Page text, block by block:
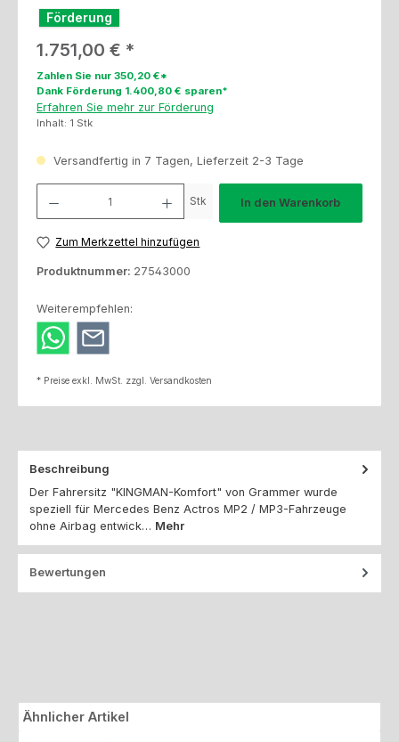
Förderung
Regulärer Preis:
1.751,00 €
Zahlen Sie nur 350,20 €*
Dank Förderung 1.400,80 € sparen*
Erfahren Sie mehr zur Förderung
Inhalt: 1 Stk
Versandfertig in 7 Tagen, Lieferzeit 2-3 Tage
Stk In den Warenkorb
Zum Merkzettel hinzufügen
Produktnummer: 27543000
Weiterempfehlen:
* Preise exkl. MwSt. zzgl. Versandkosten
Beschreibung
Der Fahrersitz "KINGMAN-Komfort" von Grammer wurde
speziell für Mercedes Benz Actros MP2 / MP3-Fahrzeuge
ohne Airbag entwick… Mehr
Bewertungen
Produktgalerie überspringen
Ähnlicher Artikel